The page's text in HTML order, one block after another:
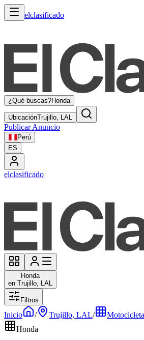
elclasificado
¿Qué buscas?Honda
UbicaciónTrujillo, LAL
Publicar Anuncio
Perú
ES
elclasificado
Honda
en Trujillo, LAL
Filtros
Inicio / Trujillo, LAL/
Honda